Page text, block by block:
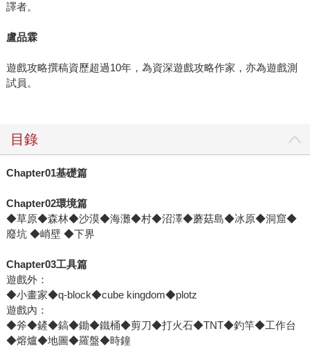
譯者。
盧品霖
遊戲攻略撰稿資歷超過10年，為資深遊戲攻略作家，亦為遊戲測
試員。
目錄
Chapter01基礎篇
Chapter02環境篇
◆草原◆森林◆沙漠◆海灘◆村◆沼澤◆蘑菇島◆冰原◆洞窟◆
廢坑 ◆峭壁 ◆下界
Chapter03工具篇
遊戲外：
◆小畫家◆q-block◆cube kingdom◆plotz
遊戲內：
◆斧◆鏟◆鎬◆鋤◆鐵桶◆剪刀◆打火石◆TNT◆釣竿◆工作台
◆熔爐◆地圖◆羅盤◆時鐘